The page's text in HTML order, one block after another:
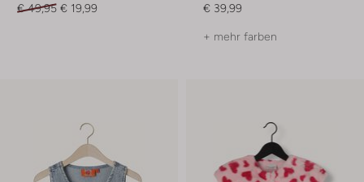
€ 49,95 € 19,99
€ 39,99
+ mehr farben